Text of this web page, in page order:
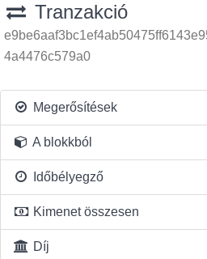
Tranzakció
4a4476c579a0
Megerősítések
A blokkból
Időbélyegző
Kimenet összesen
Díj